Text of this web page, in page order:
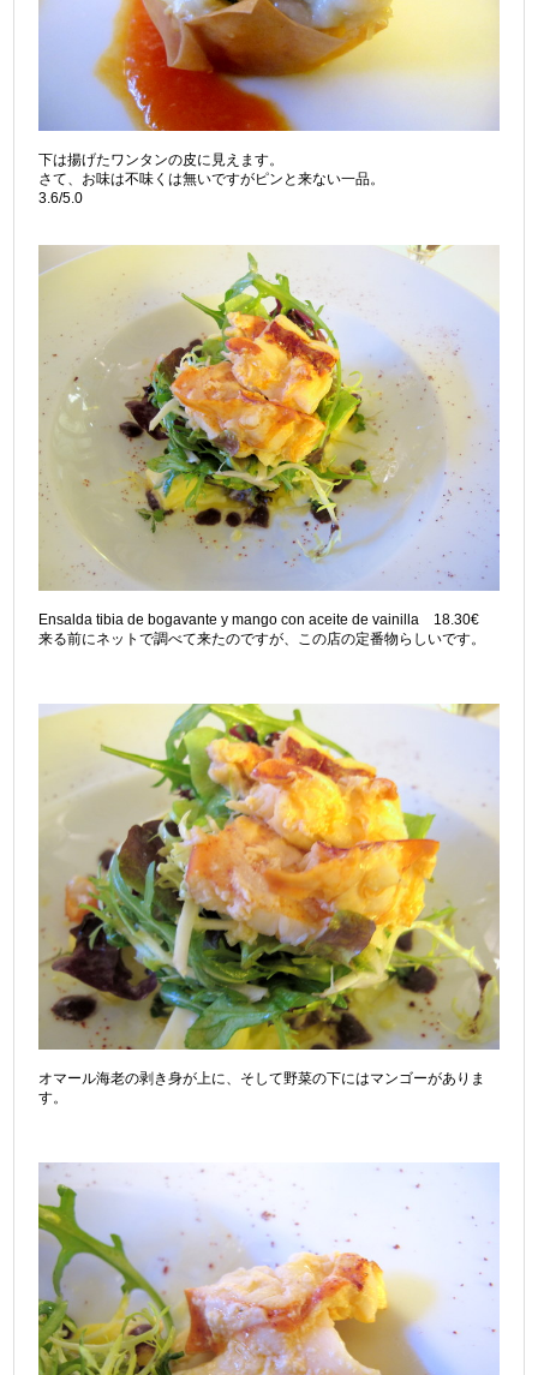
下は揚げたワンタンの皮に見えます。
さて、お味は不味くは無いですがピンと来ない一品。
3.6/5.0
Ensalda tibia de bogavante y mango con aceite de vainilla 18.30€
来る前にネットで調べて来たのですが、この店の定番物らしいです。
オマール海老の剥き身が上に、そして野菜の下にはマンゴーがありま
す。